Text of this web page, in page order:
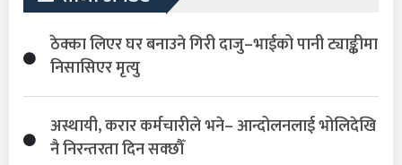
ठेक्का लिएर घर बनाउने गिरी दाजु–भाईको पानी ट्याङ्कीमा
निसासिएर मृत्यु
अस्थायी, करार कर्मचारीले भने– आन्दोलनलाई भोलिदेखि
नै निरन्तरता दिन सक्छौँ